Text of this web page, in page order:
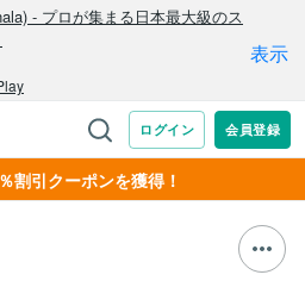
割引クーポンを獲得！